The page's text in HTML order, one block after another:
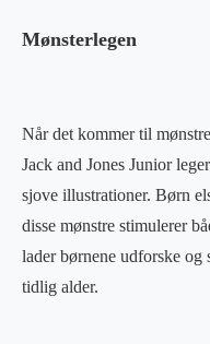
Mønsterlegen
Når det kommer til
Jack and Jones Junior
sjove illustrationer. Børn
disse mønstre stimulerer
lader børnene udforske og
tidlig alder.